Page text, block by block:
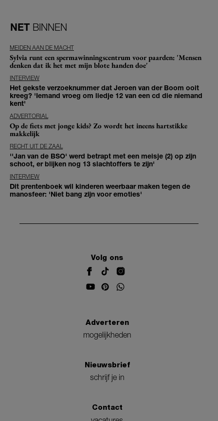
NET BINNEN
MEIDEN AAN DE MACHT
Sylvia runt een spermawinningscentrum voor paarden: 'Mensen
denken dat ik het met mijn blote handen doe'
INTERVIEW
Het gekste verzoeknummer dat Jeroen van der Boom ooit
kreeg? 'Iemand vroeg om liedje 12 van een cd die niemand
kent'
ADVERTORIAL
Op de fiets met jonge kids? Zo wordt het ineens hartstikke
makkelijk
RECHT UIT DE ZAAL
''Jan van de BSO' werd betrapt met een meisje (2) op zijn
schoot, er blijken nog 13 slachtoffers te zijn'
INTERVIEW
Dit prentenboek wil kinderen weerbaar maken tegen de
manosfeer: 'Niet bang zijn voor emoties'
Volg ons
Adverteren
mogelijkheden
Nieuwsbrief
schrijf je in
Contact